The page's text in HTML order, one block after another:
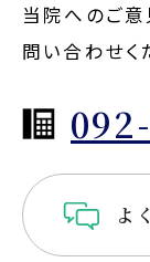
当院へのご意
問い合わせく
よ